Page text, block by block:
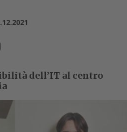
dell’IT al centro